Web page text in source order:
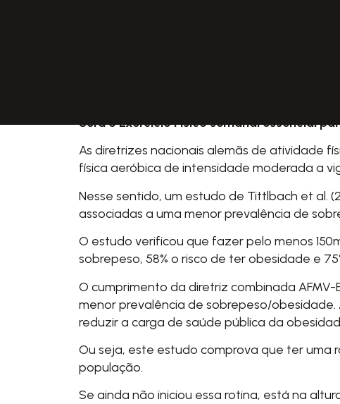
Será o Exercício Físico semanal essencial
As diretrizes nacionais alemãs de atividade
física aeróbica de intensidade moderada a
Nesse sentido, um estudo de Tittlbach et al.
associadas a uma menor prevalência de
O estudo verificou que fazer pelo menos
sobrepeso, 58% o risco de ter obesidade e
O cumprimento da diretriz combinada
menor prevalência de sobrepeso/
reduzir a carga de saúde pública da
Ou seja, este estudo comprova que ter uma
população.
Se ainda não iniciou essa rotina, está na